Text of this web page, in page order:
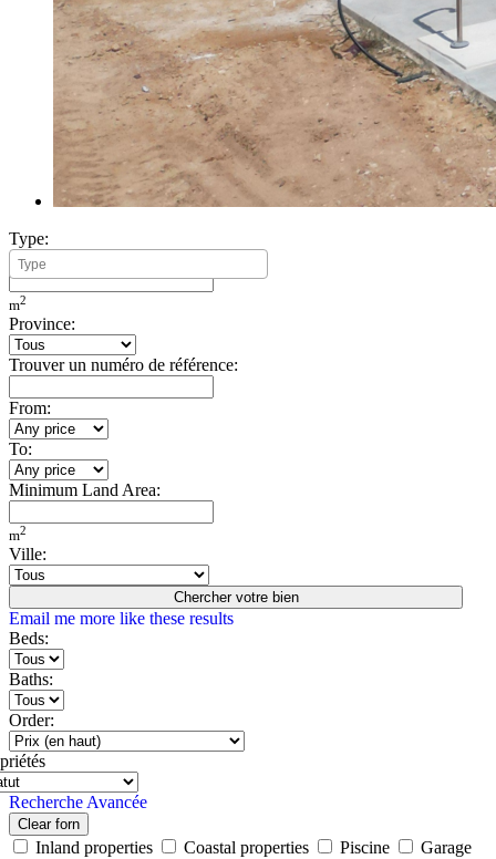
Type:
Minimum Build Area:
m2
Province:
Trouver un numéro de référence:
From:
To:
Minimum Land Area:
m2
Ville:
Chercher votre bien
Email me more like these results
Beds:
Baths:
Order:
Recherche Avancée
Clear forn
Inland properties Coastal properties Piscine
Garage